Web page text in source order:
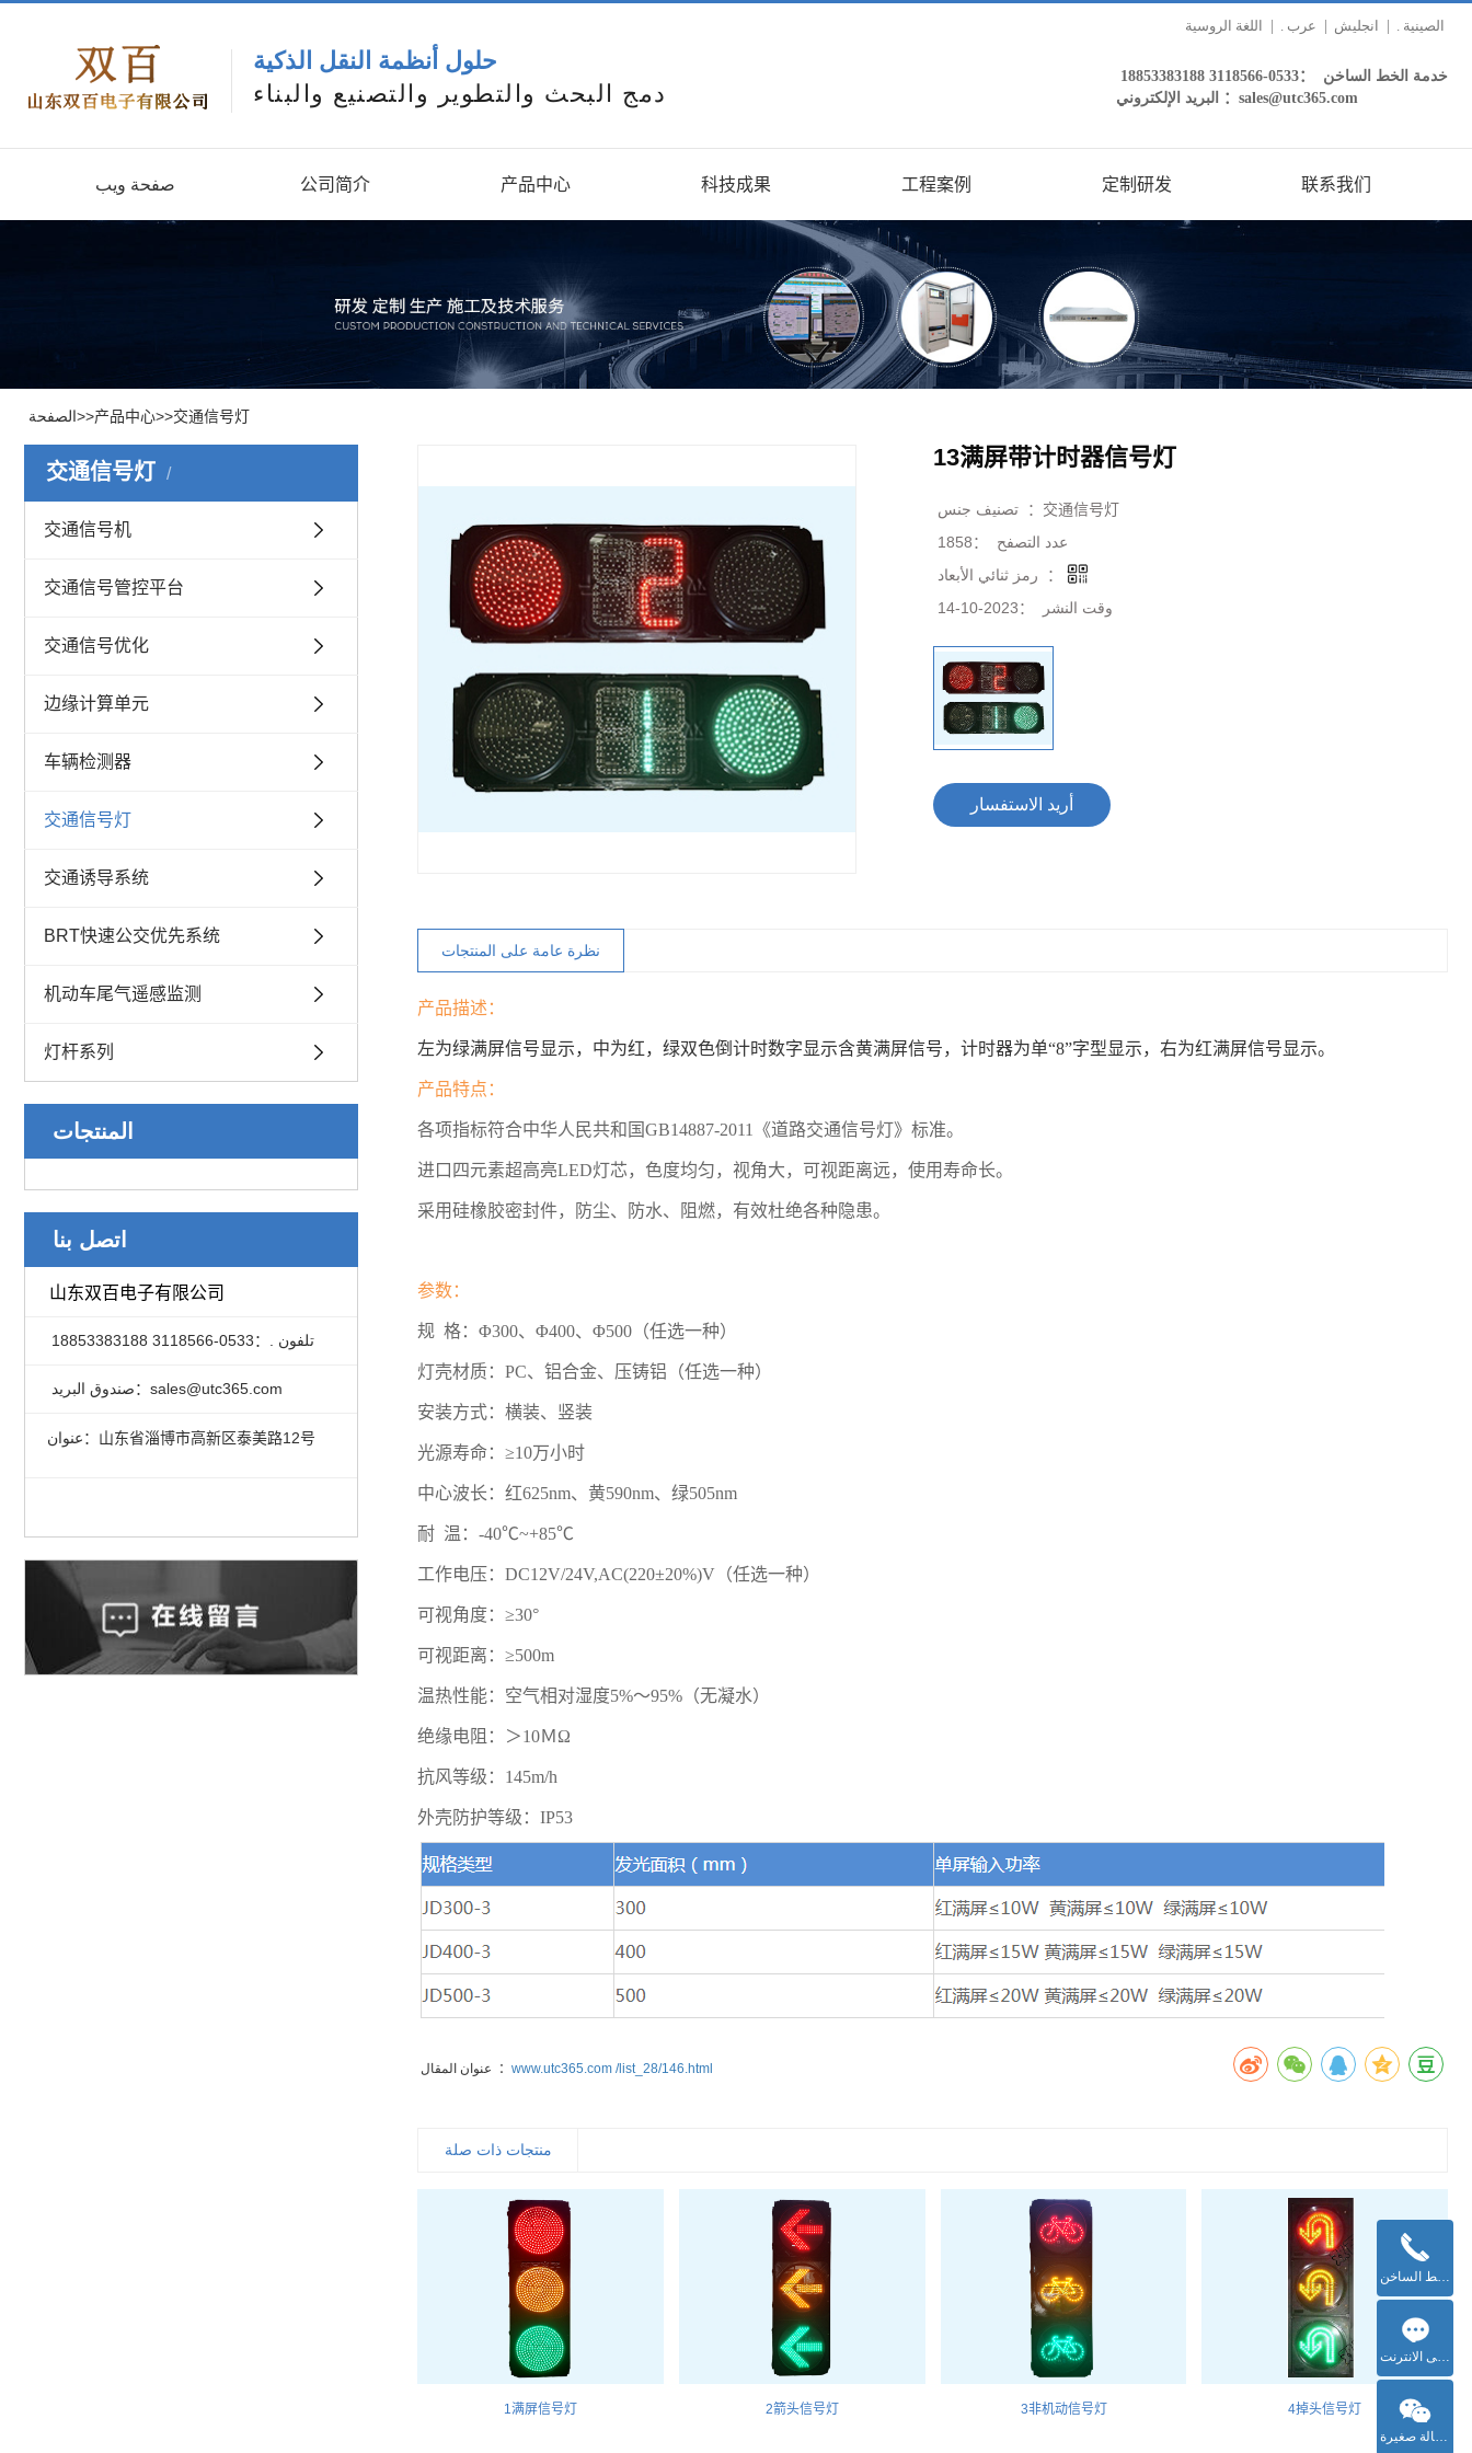
حلول أنظمة النقل الذكية
دمج البحث والتطوير والتصنيع والبناء
الصينية . انجليش عرب .
خدمة الخط الساخن ：0533-3118566 18853383188
البريد الإلكتروني ：sales@utc365.com
公司简介 产品中心 科技成果 工程案例 定制研发 联系我们
الصفحة>>产品中心>>交通信号灯
交通信号灯
交通信号机
交通信号管控平台
交通信号优化
边缘计算单元
车辆检测器
交通信号灯
交通诱导系统
BRT快速公交优先系统
机动车尾气遥感监测
灯杆系列
المنتجات
اتصل بنا
山东双百电子有限公司
تلفون .：0533-3118566 18853383188
صندوق البريد：sales@utc365.com
عنوان：山东省淄博市高新区泰美路12号
13满屏带计时器信号灯
تصنيف جنس ： 交通信号灯
عدد التصفح ：1858
رمز ثنائي الأبعاد ：
وقت النشر ：2023-10-14
产品描述：
左为绿满屏信号显示，中为红，绿双色倒计时数字显示含黄满屏信号，计时器为单“8”字型显示，右为红满屏信号显示。
产品特点：
各项指标符合中华人民共和国GB14887-2011《道路交通信号灯》标准。
进口四元素超高亮LED灯芯，色度均匀，视角大，可视距离远，使用寿命长。
采用硅橡胶密封件，防尘、防水、阻燃，有效杜绝各种隐患。
参数：
规 格：Φ300、Φ400、Φ500 （任选一种）
灯壳材质：PC、铝合金、压铸铝（任选一种）
安装方式：横装、竖装
光源寿命：≥10万小时
中心波长：红625nm、黄590nm、绿505nm
耐 温：-40℃~+85℃
工作电压：DC12V/24V,AC(220±20%)V（任选一种）
可视角度：≥30°
可视距离：≥500m
温热性能：空气相对湿度5%～95%（无凝水）
绝缘电阻：＞10ＭΩ
抗风等级：145m/h
外壳防护等级：IP53
عنوان المقال ：www.utc365.com /list_28/146.html
1满屏信号灯 2箭头信号灯 3非机动信号灯 4掉头信号灯
خدمة الخط الساخن
رسالة على الانترنت
رسالة صغيرة